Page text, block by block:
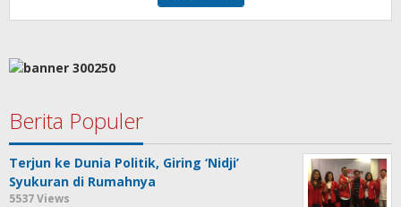
Berita Populer
Terjun ke Dunia Politik, Giring ‘Nidji’
Syukuran di Rumahnya
5537 Views